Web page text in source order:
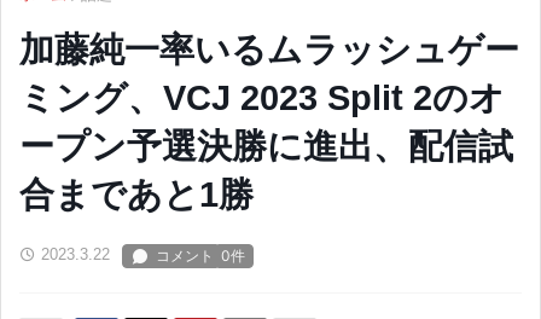
加藤純一率いるムラッシュゲー
ミング、VCJ 2023 Split 2のオ
ープン予選決勝に進出、配信試
合まであと1勝
2023.3.22